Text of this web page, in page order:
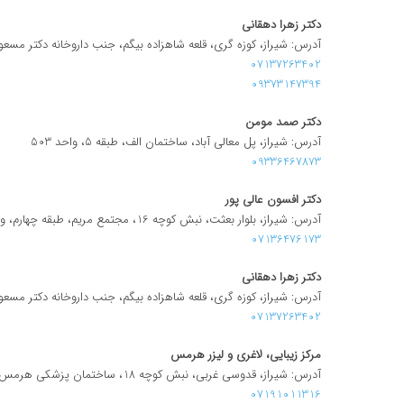
دکتر زهرا دهقانی
آدرس: شیراز، کوزه گری، قلعه شاهزاده بیگم، جنب داروخانه دکتر
07137263402
09373147394
دکتر صمد مومن
آدرس: شیراز، پل معالی آباد، ساختمان الف، طبقه 5، واحد 503
09336467873
دکتر افسون عالی پور
آدرس: شیراز، بلوار بعثت، نبش کوچه 16، مجتمع مریم، طبقه چهارم، واحد 8
07136476173
دکتر زهرا دهقانی
آدرس: شیراز، کوزه گری، قلعه شاهزاده بیگم، جنب داروخانه دکتر
07137263402
مركز زيبايی، لاغری و ليزر هرمس
آدرس: شیراز، قدوسی غربی، نبش کوچه 18، ساختمان پزشکی هرمس، طبقه 4، واحد 7
07191011316